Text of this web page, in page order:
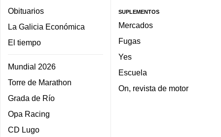
Obituarios
La Galicia Económica
El tiempo
Mundial 2026
Torre de Marathon
Grada de Río
Opa Racing
CD Lugo
SUPLEMENTOS
Mercados
Fugas
Yes
Escuela
On, revista de motor